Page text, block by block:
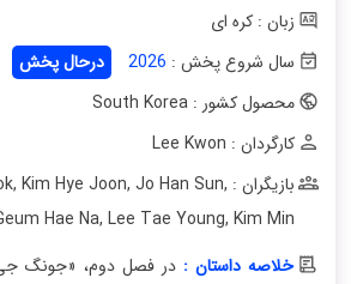
زبان : کره ای
سال شروع پخش : 2026
درحال پخش
محصول کشور : South Korea
کارگردان : Lee Kwon
بازیگران : Lee Dong Wook
, Kim Hye Joon, Jo Han Sun,
Hae Na, Lee Tae Young, Kim Min
خلاصه داستان :در فصل دوم، «جونگ